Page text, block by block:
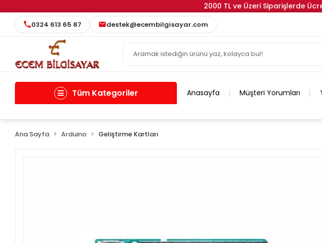
2000 TL ve Üzeri Siparişlerde
0324 613 65 87 destek@ecembilgisayar.com
Tüm Kategoriler Anasayfa Müşteri Yorumları
Ana Sayfa Arduino Geliştirme Kartları